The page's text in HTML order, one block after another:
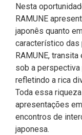
Nesta
RAMUNE
japonês quanto
característico das
RAMUNE,
sob a
refletindo a rica
Toda essa
apresentações
encontros de
japonesa.